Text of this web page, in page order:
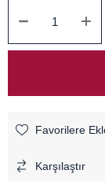
Favorilere
Karşılaştır